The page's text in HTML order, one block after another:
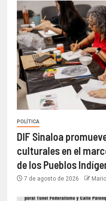
POLÍTICA
DIF Sinaloa
culturales en el
de los Pueblos
7 de agosto de 2026 Mario